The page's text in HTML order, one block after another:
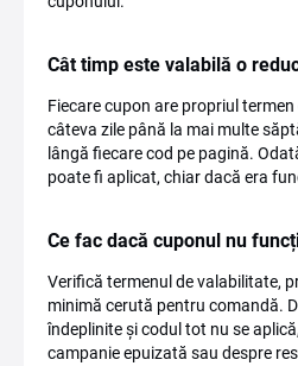
Cât timp este valabilă o
Fiecare cupon are propriul
câteva zile până la mai multe
lângă fiecare cod pe pagină.
poate fi aplicat, chiar dacă era
Ce fac dacă cuponul nu
Verifică termenul de valabilitate,
minimă cerută pentru comandă.
îndeplinite și codul tot nu se
campanie epuizată sau despre